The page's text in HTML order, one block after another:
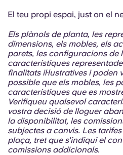
El teu propi espai, just on el
Els plànols de planta, les
dimensions, els mobles, els
parets, les configuracions de
característiques
finalitats il·lustratives i poden
possible que els mobles, les
característiques que es
Verifiqueu qualsevol
vostra decisió de lloguer
la disponibilitat, les
subjectes a canvis. Les
plaça, tret que s'indiqui el
comissions addicionals.